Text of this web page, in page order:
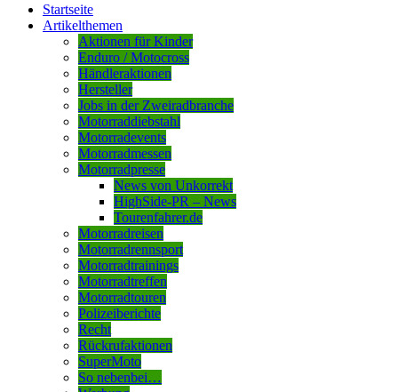
Startseite
Artikelthemen
Aktionen für Kinder
Enduro / Motocross
Händleraktionen
Hersteller
Jobs in der Zweiradbranche
Motorraddiebstahl
Motorradevents
Motorradmessen
Motorradpresse
News von Unkorrekt
HighSide-PR – News
Tourenfahrer.de
Motorradreisen
Motorradrennsport
Motorradtrainings
Motorradtreffen
Motorradtouren
Polizeiberichte
Recht
Rückrufaktionen
SuperMoto
So nebenbei…